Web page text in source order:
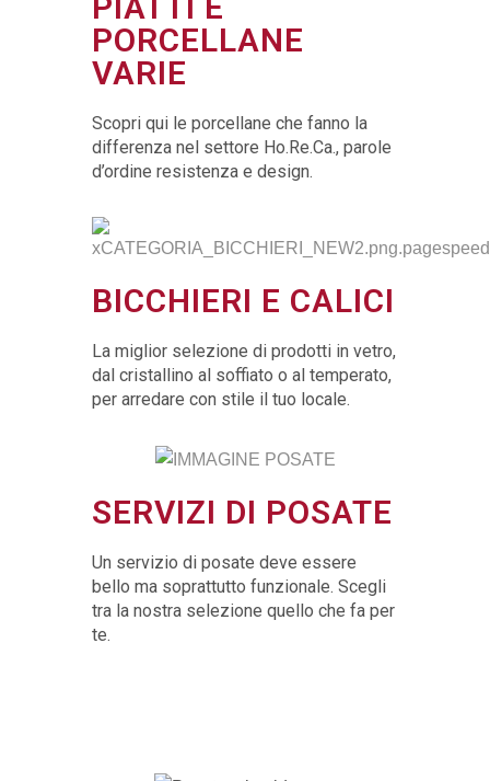
PORCELLANE
VARIE
Scopri qui le porcellane che fanno la
differenza nel settore Ho.Re.Ca., parole
d’ordine resistenza e design.
BICCHIERI E CALICI
La miglior selezione di prodotti in vetro,
dal cristallino al soffiato o al temperato,
per arredare con stile il tuo locale.
SERVIZI DI POSATE
Un servizio di posate deve essere
bello ma soprattutto funzionale. Scegli
tra la nostra selezione quello che fa per
te.